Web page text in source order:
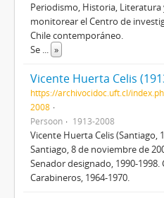
Periodismo, Historia, Literatura
monitorear el Centro de
Chile contemporáneo.
Se ... »
Vicente Huerta Celis
https://archivocidoc.uft.cl/
2008
Persoon
1913-2008
Vicente Huerta Celis (Santiago,
Santiago, 8 de noviembre de
Senador designado, 1990-
Carabineros, 1964-1970.